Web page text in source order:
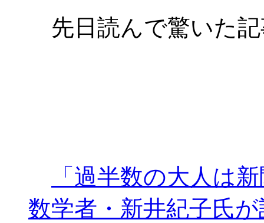
先日読んで驚いた
「過半数の大人は
数学者・新井紀子氏